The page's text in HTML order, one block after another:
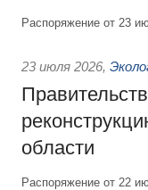
Распоряжение от 23
23 июля 2026,
области
Распоряжение от 22